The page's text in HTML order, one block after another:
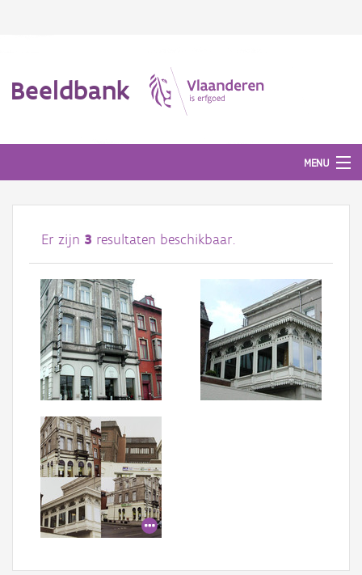
Beeldbank
MENU
Afbeeldingen
#BeeldIndeKijker
Hergebruik
Over ons
Aanmelden
Er zijn 3 resultaten beschikbaar.